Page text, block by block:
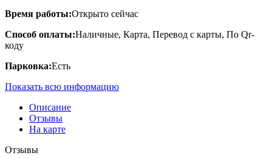
Время работы:Открыто сейчас
Способ оплаты:Наличные, Карта, Перевод с карты, По Qr-
коду
Парковка:Есть
Показать всю информацию
Описание
Отзывы
На карте
Отзывы